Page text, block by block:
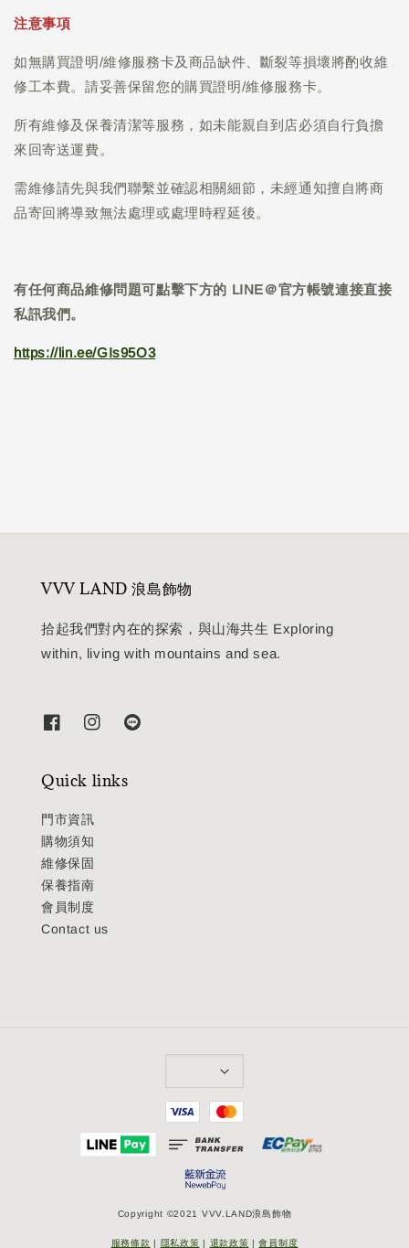
注意事項
如無購買證明/維修服務卡及商品缺件、斷裂等損壞將酌收維
修工本費。請妥善保留您的購買證明/維修服務卡。
所有維修及保養清潔等服務，如未能親自到店必須自行負擔
來回寄送運費。
需維修請先與我們聯繫並確認相關細節，未經通知擅自將商
品寄回將導致無法處理或處理時程延後。
有任何商品維修問題可點擊下方的 LINE＠官方帳號連接直接
私訊我們。
https://lin.ee/GIs95O3
VVV LAND 浪島飾物
拾起我們對內在的探索，與山海共生 Exploring
within, living with mountains and sea.
Quick links
門市資訊
購物須知
維修保固
保養指南
會員制度
Contact us
Copyright ©2021 VVV.LAND浪島飾物
服務條款 | 隱私政策 | 退款政策 |會員制度